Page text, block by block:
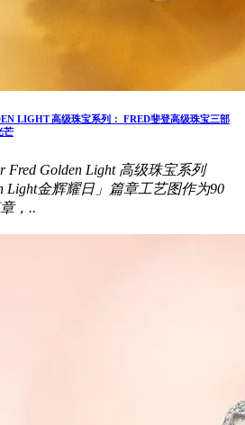
LIGHT 高级珠宝系列： FRED斐登高级珠宝三部
芒
Fred Golden Light 高级珠宝系列
Light金辉耀日」篇章工艺图作为90
，..